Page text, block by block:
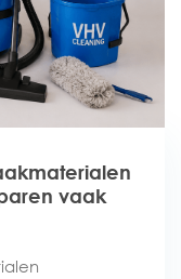
vaak